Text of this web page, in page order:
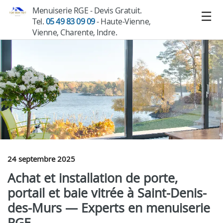
Menuiserie RGE - Devis Gratuit.
Tel.05 49 83 09 09- Haute-Vienne,
Vienne, Charente, Indre.
24 septembre 2025
Achat et installation de porte,
portail et baie vitrée à Saint-Denis-
des-Murs — Experts en menuiserie